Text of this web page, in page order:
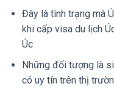
Đây là tình trạng mà
khi cấp visa du lịch
Úc
Những đối tượng là
có uy tín trên thị